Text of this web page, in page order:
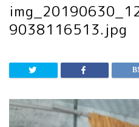
9038116513.jpg